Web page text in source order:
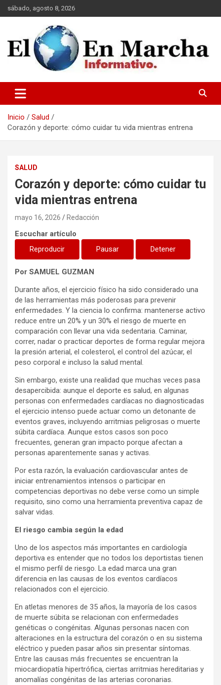
Saltar
al
sábado, agosto 8, 2026
elmundoenmarcha.net
Inicio
Salud
Corazón y deporte: cómo cuidar tu vida mientras entrena
SALUD
Corazón y deporte: cómo cuidar tu
vida mientras entrena
mayo 16, 2026 Redacción
Escuchar artículo
Reproducir
Pausar Detener
Por SAMUEL GUZMAN
Durante años, el ejercicio físico ha sido considerado una
de las herramientas más poderosas para prevenir
enfermedades. Y la ciencia lo confirma: mantenerse activo
reduce entre un 20% y un 30% el riesgo de muerte en
comparación con llevar una vida sedentaria. Caminar,
correr, nadar o practicar deportes de forma regular mejora
la presión arterial, el colesterol, el control del azúcar, el
peso corporal e incluso la salud mental.
Sin embargo, existe una realidad que muchas veces pasa
desapercibida: aunque el deporte es salud, en algunas
personas con enfermedades cardíacas no diagnosticadas
el ejercicio intenso puede actuar como un detonante de
eventos graves, incluyendo arritmias peligrosas o muerte
súbita cardíaca. Aunque estos casos son poco
frecuentes, generan gran impacto porque afectan a
personas aparentemente sanas y activas.
Por esta razón, la evaluación cardiovascular antes de
iniciar entrenamientos intensos o participar en
competencias deportivas no debe verse como un simple
requisito, sino como una herramienta preventiva capaz de
salvar vidas.
El riesgo cambia según la edad
Uno de los aspectos más importantes en cardiología
deportiva es entender que no todos los deportistas tienen
el mismo perfil de riesgo. La edad marca una gran
diferencia en las causas de los eventos cardíacos
relacionados con el ejercicio.
En atletas menores de 35 años, la mayoría de los casos
de muerte súbita se relacionan con enfermedades
genéticas o congénitas. Algunas personas nacen con
alteraciones en la estructura del corazón o en su sistema
eléctrico y pueden pasar años sin presentar síntomas.
Entre las causas más frecuentes se encuentran la
miocardiopatía hipertrófica, ciertas arritmias hereditarias y
anomalías congénitas de las arterias coronarias.